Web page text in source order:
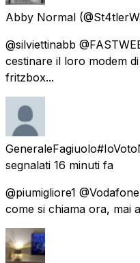
Abby Normal
@silviettinabb
cestinare il loro modem
fritzbox...
segnalati 16 minuti fa
@piumigliore1
come si chiama ora, mai